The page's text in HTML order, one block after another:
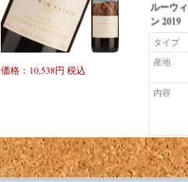
ルーウ
ン 2019
タイプ
産地
内容
価格：10,538円 税込